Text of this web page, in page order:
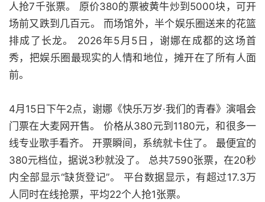
人抢7千张票。 原价380的票被黄牛炒到5000块，可开
场前又跌到几百元。 而场馆外，半个娱乐圈送来的花篮
排成了长龙。 2026年5月5日，谢娜在成都的这场首
秀，把娱乐圈最现实的人情和地位，摊开在了所有人面
前。
4月15日下午2点，谢娜《快乐万岁·我们的青春》演唱会
门票在大麦网开售。 价格从380元到1180元，和很多一
线专业歌手看齐。 开票瞬间，系统就卡住了。 最便宜的
380元档位，据说3秒就没了。 总共7590张票，在20秒
内全部显示“缺货登记”。 平台数据显示，有超过17.3万
人同时在线抢票，平均22个人抢1张票。